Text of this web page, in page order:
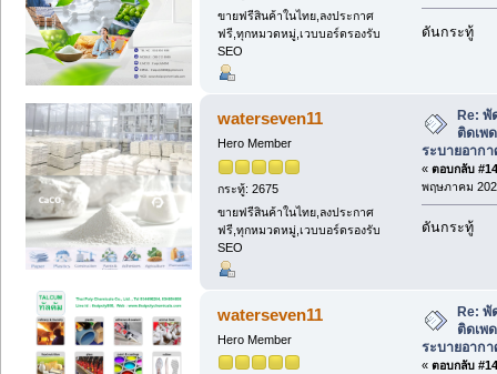
ขายฟรีสินค้าในไทย,ลงประกาศ
ฟรี,ทุกหมวดหมู่,เวบบอร์ดรองรับ
SEO
ดันกระทู้
waterseven11
Hero Member
กระทู้: 2675
ขายฟรีสินค้าในไทย,ลงประกาศ
ฟรี,ทุกหมวดหมู่,เวบบอร์ดรองรับ
SEO
Re:
ติดเพ
ระบายอาก
« ตอบกลับ
พฤษภาคม
ดันกระทู้
waterseven11
Hero Member
Re:
ติดเพ
ระบายอาก
« ตอบกลับ